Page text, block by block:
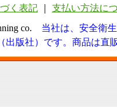
く表記
支払い方法に
co. 当社は、安全衛
出版社）です。商品は直